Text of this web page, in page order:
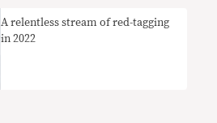
A relentless stream of red-tagging
in 2022